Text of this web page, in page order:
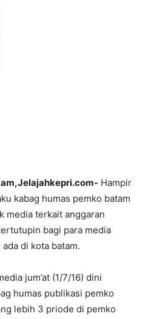
Hampir
kabag humas pemko batam
media terkait anggaran
bagi para media
di kota batam.
jum’at (1/7/16) dini
humas publikasi pemko
lebih 3 priode di pemko